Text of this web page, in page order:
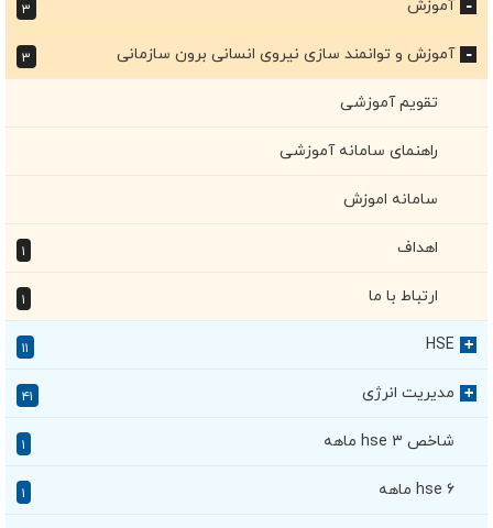
آموزش ۳
آموزش و توانمند سازی نیروی انسانی برون سازمانی ۳
تقویم آموزشی
راهنمای سامانه آموزشی
سامانه اموزش
اهداف
ارتباط با ما
+
HSE
+ مدیریت انرژی ۴۱
شاخص hse ۳ ماهه
hse ۶ ماهه